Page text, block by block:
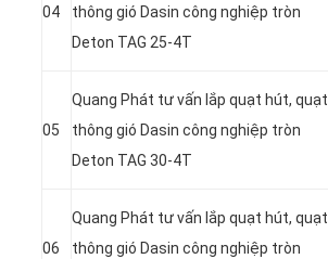
04
thông gió Dasin công nghiệp tròn
Deton TAG 25-4T
05
Quang Phát tư vấn lắp quạt hút, quạt
thông gió Dasin công nghiệp tròn
Deton TAG 30-4T
06
Quang Phát tư vấn lắp quạt hút, quạt
thông gió Dasin công nghiệp tròn